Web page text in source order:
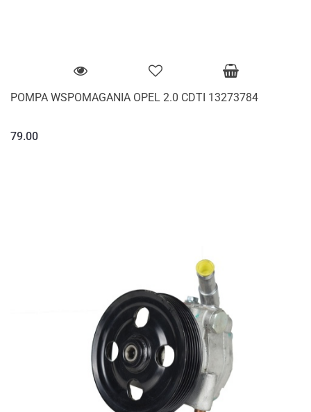
POMPA WSPOMAGANIA OPEL 2.0 CDTI 13273784
79.00